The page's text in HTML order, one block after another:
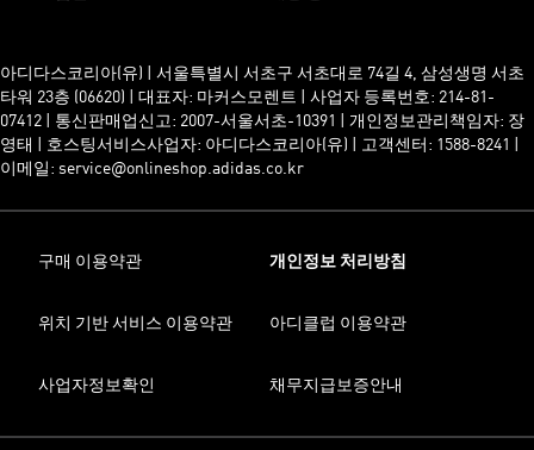
아디다스코리아(유) | 서울특별시 서초구 서초대로 74길 4, 삼성생명 서초
타워 23층 (06620) | 대표자: 마커스모렌트 | 사업자 등록번호: 214-81-
07412 | 통신판매업신고: 2007-서울서초-10391 | 개인정보관리책임자: 장
영태 | 호스팅서비스사업자: 아디다스코리아(유) | 고객센터: 1588-8241 |
이메일: service@onlineshop.adidas.co.kr
구매 이용약관 개인정보 처리방침
위치 기반 서비스 이용약관 아디클럽 이용약관
사업자정보확인 채무지급보증안내